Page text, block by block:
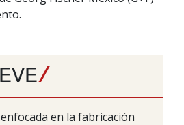
/
en la fabricación